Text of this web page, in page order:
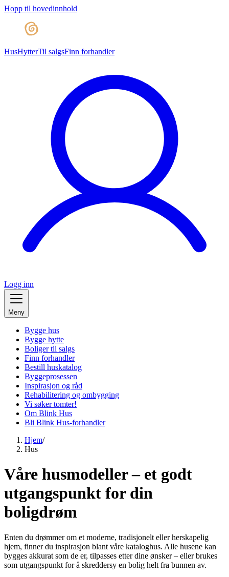
Hopp til hovedinnhold
HusHytterTil salgsFinn forhandler
Logg inn
Meny
Bygge hus
Bygge hytte
Boliger til salgs
Finn forhandler
Bestill huskatalog
Byggeprosessen
Inspirasjon og råd
Rehabilitering og ombygging
Vi søker tomter!
Om Blink Hus
Bli Blink Hus-forhandler
Hjem/
Hus
Våre husmodeller – et godt
utgangspunkt for din
boligdrøm
Enten du drømmer om et moderne, tradisjonelt eller herskapelig
hjem, finner du inspirasjon blant våre kataloghus. Alle husene kan
bygges akkurat som de er, tilpasses etter dine ønsker – eller brukes
som utgangspunkt for å skreddersy en bolig helt fra bunnen av.